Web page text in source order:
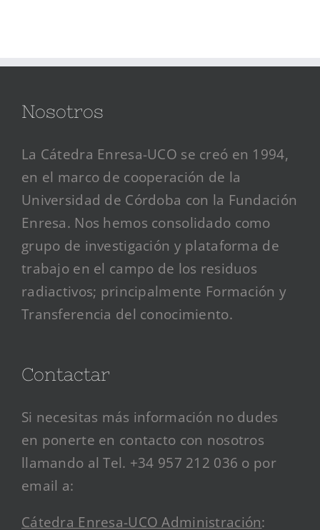
Nosotros
La Cátedra Enresa-UCO se creó en 1994,
en el marco de cooperación de la
Universidad de Córdoba con la Fundación
Enresa. Nos hemos consolidado como
grupo de investigación y plataforma de
trabajo en el campo de los residuos
radiactivos; principalmente Formación y
Transferencia del conocimiento.
Contactar
Si necesitas más información no dudes
en ponerte en contacto con nosotros
llamando al Tel. +34 957 212 036 o por
email a:
Cátedra Enresa-UCO Administración: